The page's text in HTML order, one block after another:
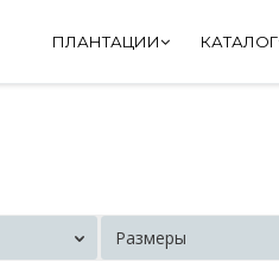
ПЛАНТАЦИИ КАТАЛОГ
Размеры